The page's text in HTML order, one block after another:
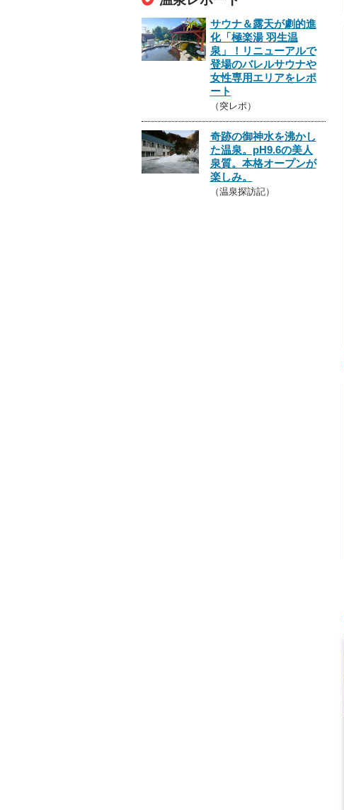
サウナ＆露天が劇的進
化「極楽湯 羽生温
泉」！リニューアルで
登場のバレルサウナや
女性専用エリアをレポ
ート
（突レポ）
奇跡の御神水を沸かし
た温泉。pH9.6の美人
泉質。本格オープンが
楽しみ。
（温泉探訪記）